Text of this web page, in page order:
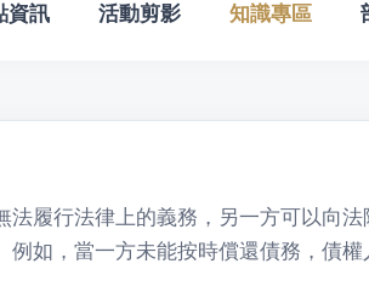
資訊 活動剪影 知識專區
法履行法律上的義務，另一方可以向法
例如，當一方未能按時償還債務，債